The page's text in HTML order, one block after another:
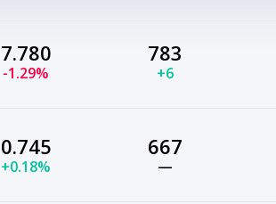
7.780
-1.29%
783
+6
0.745
+0.18%
667
—